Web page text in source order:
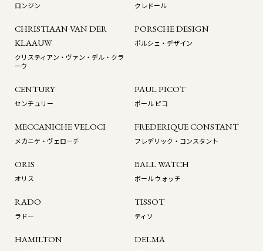
ロンジン クレドール
CHRISTIAAN VAN DER
KLAAUW
クリスティアン・ヴァン・デル・クラ
ーウ
PORSCHE DESIGN
ポルシェ・デザイン
CENTURY
センチュリー
PAUL PICOT
ポール ピコ
MECCANICHE VELOCI
メカニケ・ヴェローチ
FREDERIQUE CONSTANT
フレデリック・コンスタント
ORIS
オリス
BALL WATCH
ボール ウォッチ
RADO
ラドー
TISSOT
ティソ
HAMILTON DELMA